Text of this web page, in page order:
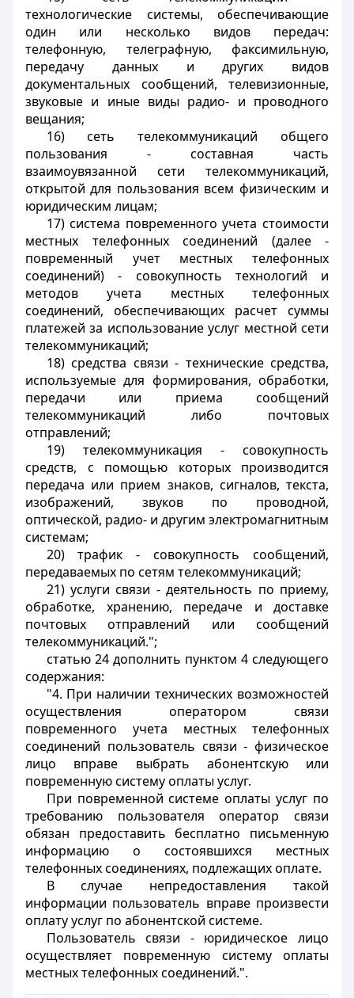
технологические системы, обеспечивающие
один или несколько видов передач:
телефонную, телеграфную, факсимильную,
передачу данных и других видов
документальных сообщений, телевизионные,
звуковые и иные виды радио- и проводного
вещания;
16) сеть телекоммуникаций общего
пользования - составная часть
взаимоувязанной сети телекоммуникаций,
открытой для пользования всем физическим и
юридическим лицам;
17) система повременного учета стоимости
местных телефонных соединений (далее -
повременный учет местных телефонных
соединений) - совокупность технологий и
методов учета местных телефонных
соединений, обеспечивающих расчет суммы
платежей за использование услуг местной сети
телекоммуникаций;
18) средства связи - технические средства,
используемые для формирования, обработки,
передачи или приема сообщений
телекоммуникаций либо почтовых
отправлений;
19) телекоммуникация - совокупность
средств, с помощью которых производится
передача или прием знаков, сигналов, текста,
изображений, звуков по проводной,
оптической, радио- и другим электромагнитным
системам;
20) трафик - совокупность сообщений,
передаваемых по сетям телекоммуникаций;
21) услуги связи - деятельность по приему,
обработке, хранению, передаче и доставке
почтовых отправлений или сообщений
телекоммуникаций.";
статью 24 дополнить пунктом 4 следующего
содержания:
"4. При наличии технических возможностей
осуществления оператором связи
повременного учета местных телефонных
соединений пользователь связи - физическое
лицо вправе выбрать абонентскую или
повременную систему оплаты услуг.
При повременной системе оплаты услуг по
требованию пользователя оператор связи
обязан предоставить бесплатно письменную
информацию о состоявшихся местных
телефонных соединениях, подлежащих оплате.
В случае непредоставления такой
информации пользователь вправе произвести
оплату услуг по абонентской системе.
Пользователь связи - юридическое лицо
осуществляет повременную систему оплаты
местных телефонных соединений.".